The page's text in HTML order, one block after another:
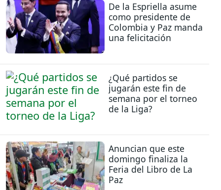
De la Espriella asume
como presidente de
Colombia y Paz manda
una felicitación
¿Qué partidos se
jugarán este fin de
semana por el torneo
de la Liga?
Anuncian que este
domingo finaliza la
Feria del Libro de La
Paz